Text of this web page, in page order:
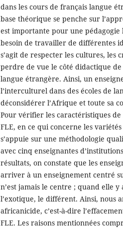
dans les cours de français langue
base théorique se penche sur
est importante pour une
besoin de travailler de différentes
s’agit de respecter les cultures, les
perdre de vue le côté didactique de
langue étrangère. Ainsi, un
l’interculturel dans des écoles de
déconsidérer l’Afrique et toute sa
Pour vérifier les caractéristiques de
FLE, en ce qui concerne les
s’appuie sur une méthodologie
avec cinq enseignantes
résultats, on constate que les
arriver à un enseignement centré
n’est jamais le centre ; quand elle
l’exotique, le différent. Ainsi, nous
africanicide, c’est-à-dire
FLE. Les raisons mentionnées